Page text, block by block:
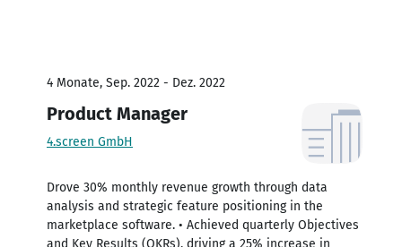
4 Monate, Sep. 2022 - Dez. 2022
Product Manager
4.screen GmbH
Drove 30% monthly revenue growth through data
analysis and strategic feature positioning in the
marketplace software. • Achieved quarterly Objectives
and Key Results (OKRs), driving a 25% increase in